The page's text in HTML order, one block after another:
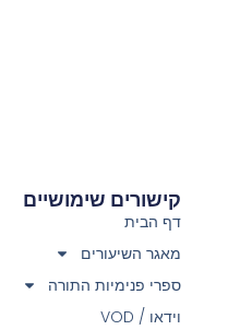
קישורים שימושיים
דף הבית
מאגר השיעורים
ספרי פנימיות התורה
וידאו / VOD